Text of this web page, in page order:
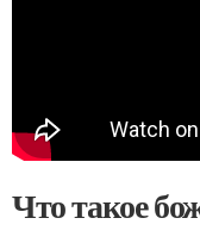
Что такое